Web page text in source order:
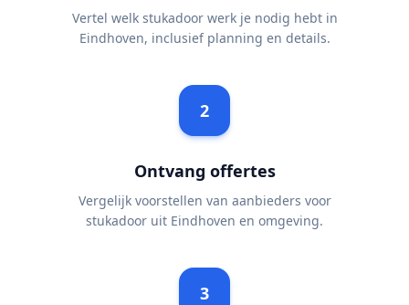
Vertel welk stukadoor werk je nodig hebt in
Eindhoven, inclusief planning en details.
2
Ontvang offertes
Vergelijk voorstellen van aanbieders voor
stukadoor uit Eindhoven en omgeving.
3